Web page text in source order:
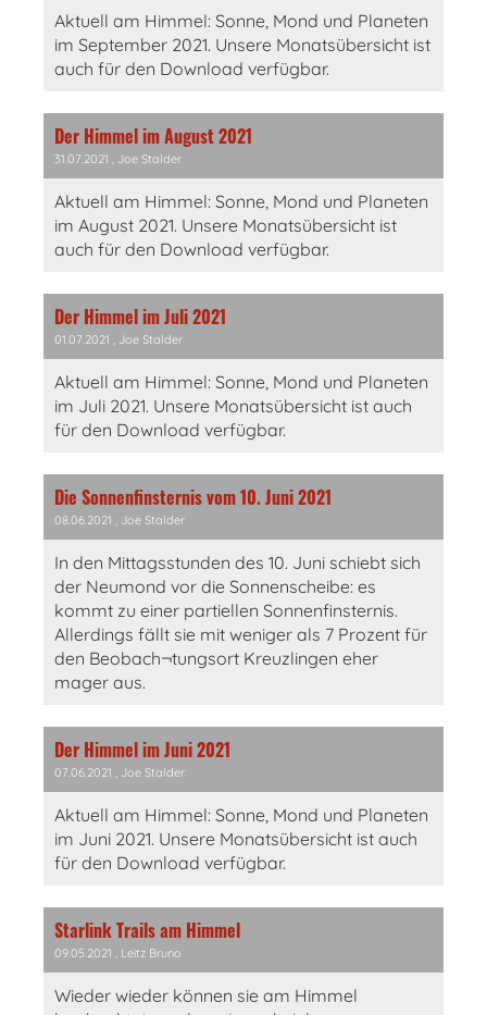
Aktuell am Himmel: Sonne, Mond und Planeten
im September 2021. Unsere Monatsübersicht ist
auch für den Download verfügbar.
Der Himmel im August 2021
31.07.2021 , Joe Stalder
Aktuell am Himmel: Sonne, Mond und Planeten
im August 2021. Unsere Monatsübersicht ist
auch für den Download verfügbar.
Der Himmel im Juli 2021
01.07.2021 , Joe Stalder
Aktuell am Himmel: Sonne, Mond und Planeten
im Juli 2021. Unsere Monatsübersicht ist auch
für den Download verfügbar.
Die Sonnenfinsternis vom 10. Juni 2021
08.06.2021 , Joe Stalder
In den Mittagsstunden des 10. Juni schiebt sich
der Neumond vor die Sonnenscheibe: es
kommt zu einer partiellen Sonnenfinsternis.
Allerdings fällt sie mit weniger als 7 Prozent für
den Beobach¬tungsort Kreuzlingen eher
mager aus.
Der Himmel im Juni 2021
07.06.2021 , Joe Stalder
Aktuell am Himmel: Sonne, Mond und Planeten
im Juni 2021. Unsere Monatsübersicht ist auch
für den Download verfügbar.
Starlink Trails am Himmel
09.05.2021 , Leitz Bruno
Wieder wieder können sie am Himmel